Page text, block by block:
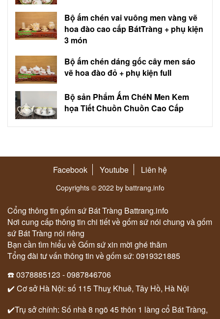
Bộ ấm chén vai vuông men vàng vẽ
hoa đào cao cấp BátTràng + phụ kiện
3 món
Bộ ấm chén dáng gốc cây men sáo
vẽ hoa đào đỏ + phụ kiện full
Bộ sản Phẩm Ấm ChéN Men Kem
họa Tiết Chuồn Chuồn Cao Cấp
Facebook Youtube Liên hệ
Copyrights © 2022 by battrang.info
Cổng thông tin gốm sứ Bát Tràng Battrang.info
Nơi cung cấp thông tin chi tiết về gốm sứ nói chung và gốm
sứ Bát Tràng nói riêng
Bạn cần tìm hiểu về Gốm sứ xin mời ghé thăm
Tổng đài tư vấn thông tin về gốm sứ: 0919321885
☎️ 0378885123 - 0987846706
✔️ Cơ sở Hà Nội: số 115 Thuỵ Khuê, Tây Hồ, Hà Nội
✔️Trụ sở chính: Số nhà 8 ngõ 45 thôn 1 làng cổ Bát Tràng,